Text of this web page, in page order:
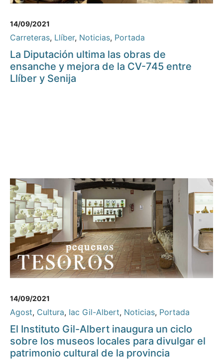
14/09/2021
Carreteras, Llíber, Noticias, Portada
La Diputación ultima las obras de
ensanche y mejora de la CV-745 entre
Llíber y Senija
14/09/2021
Agost, Cultura, Iac Gil-Albert, Noticias, Portada
El Instituto Gil-Albert inaugura un ciclo
sobre los museos locales para divulgar el
patrimonio cultural de la provincia